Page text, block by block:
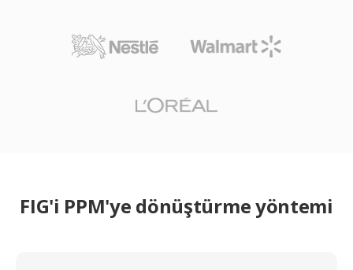
FIG'i PPM'ye dönüştürme yöntemi